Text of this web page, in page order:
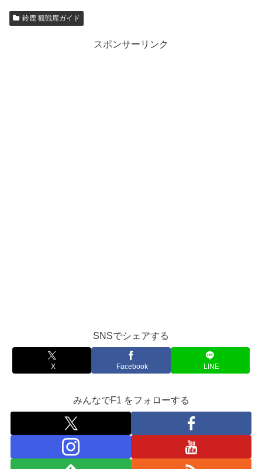
鈴鹿 観戦席ガイド
スポンサーリンク
SNSでシェアする
X Facebook LINE
みんなでF1 をフォローする